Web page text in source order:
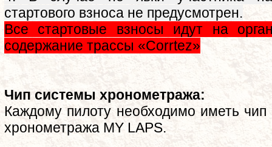
стартового взноса не предусмотрен.
Все стартовые взносы идут на
содержание трассы «Corrtez»
Чип системы хронометража:
Каждому пилоту необходимо иметь
хронометража MY LAPS.